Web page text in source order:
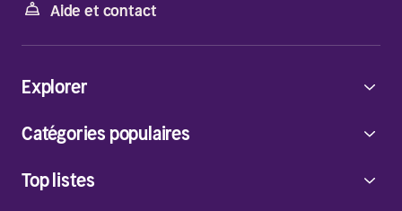
Aide et contact
Explorer
Catégories populaires
Top listes